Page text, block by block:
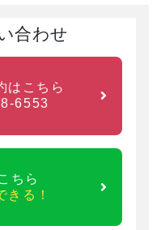
体の悩みを解決する
います。
い理想の状態をお聞
合わせ
はこちら
6553
ちら
きる！